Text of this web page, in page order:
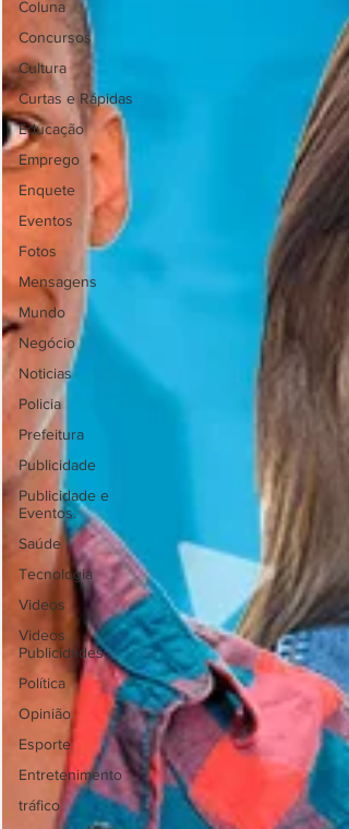
Coluna
Concursos
Cultura
Curtas e Rápidas
Educação
Emprego
Enquete
Eventos
Fotos
Mensagens
Mundo
Negócio
Noticias
Policia
Prefeitura
Publicidade
Publicidade e
Eventos.
Saúde
Tecnologia
Videos
Videos
Publicidades
Política
Opinião
Esporte
Entretenimento
tráfico